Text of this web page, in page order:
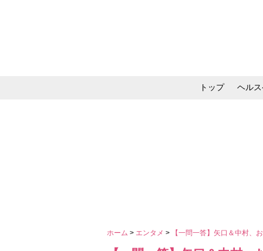
トップ ヘル
ホーム > エンタメ > 【一問一答】矢口＆中村、